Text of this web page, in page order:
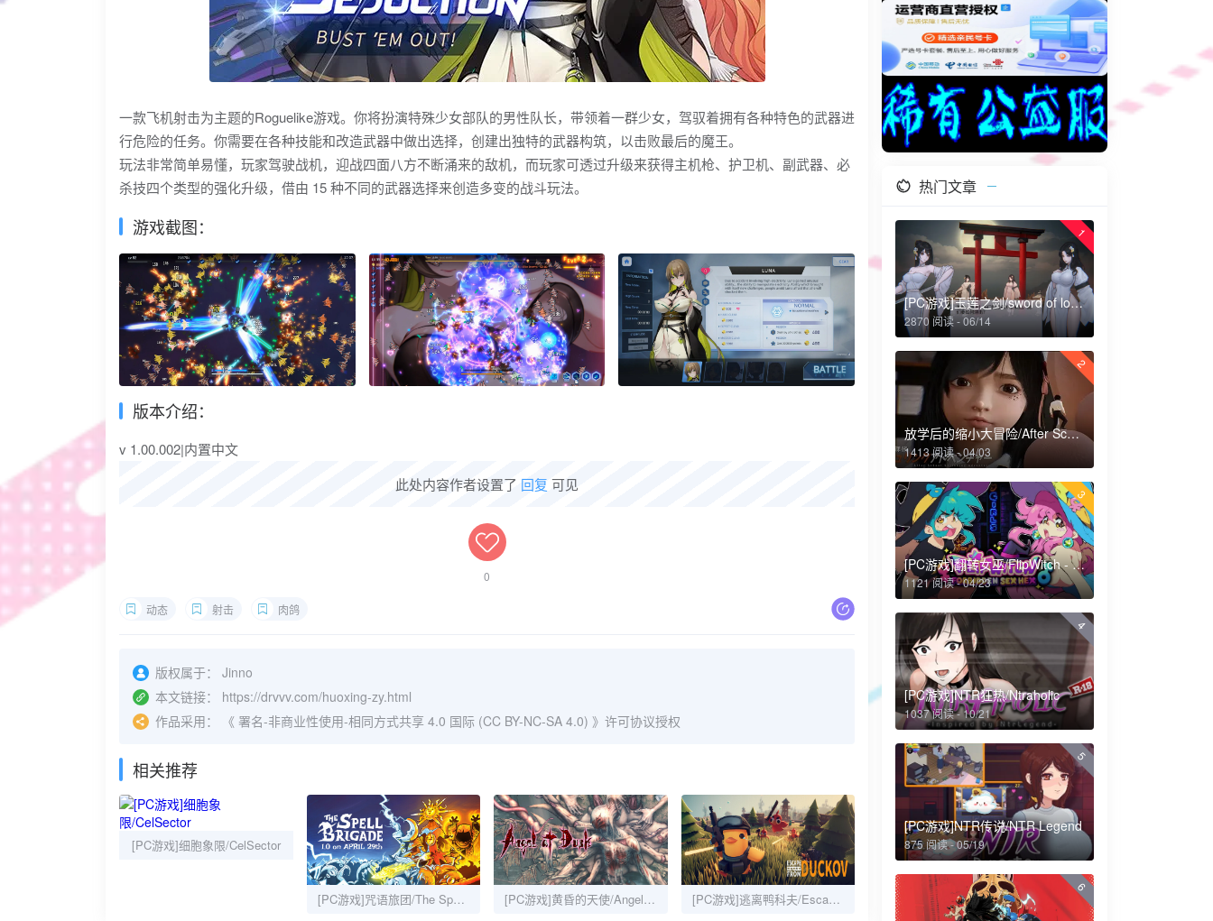
一款飞机射击为主题的Roguelike游戏。你将扮演特殊少女部队的男性队长，带领着一群少女，驾驭着拥有各种特色的武器进
行危险的任务。你需要在各种技能和改造武器中做出选择，创建出独特的武器构筑，以击败最后的魔王。
玩法非常简单易懂，玩家驾驶战机，迎战四面八方不断涌来的敌机，而玩家可透过升级来获得主机枪、护卫机、副武器、必
杀技四个类型的强化升级，借由 15 种不同的武器选择来创造多变的战斗玩法。
游戏截图：
版本介绍：
v 1.00.002|内置中文
此处内容作者设置了 回复 可见
0
动态 射击 肉鸽
版权属于：
Jinno
本文链接：
https://drvvv.com/huoxing-zy.html
作品采用：
《 署名-非商业性使用-相同方式共享 4.0 国际 (CC BY-NC-SA 4.0) 》许可协议授权
相关推荐
[PC游戏]细胞象限/CelSector
[PC游戏]咒语旅团/The Spell Brigade [PC游戏]黄昏的天使/Angel at Dusk [PC游戏]逃离鸭科夫/Escape from Duckov
热门文章
1
[PC游戏]玉莲之剑/sword of lotus
2870 阅读 - 06/14
2
放学后的缩小大冒险/After School Shrinking Adventure
1413 阅读 - 04/03
3
[PC游戏]翻转女巫/FlipWitch - Forbidden Sex Hex
1121 阅读 - 04/23
4
[PC游戏]NTR狂热/Ntraholic
1037 阅读 - 10/21
5
[PC游戏]NTR传说/NTR Legend
875 阅读 - 05/19
6